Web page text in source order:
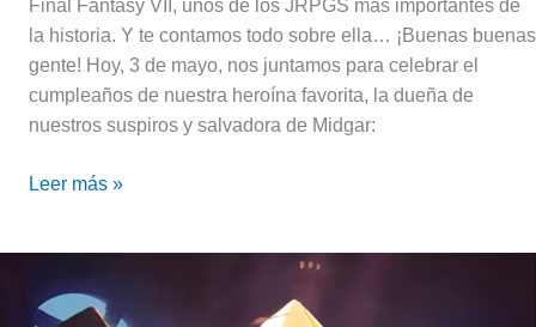
Final Fantasy VII, unos de los JRPGS más importantes de
la historia. Y te contamos todo sobre ella… ¡Buenas buenas
gente! Hoy, 3 de mayo, nos juntamos para celebrar el
cumpleaños de nuestra heroína favorita, la dueña de
nuestros suspiros y salvadora de Midgar:
Leer más »
Fantasy